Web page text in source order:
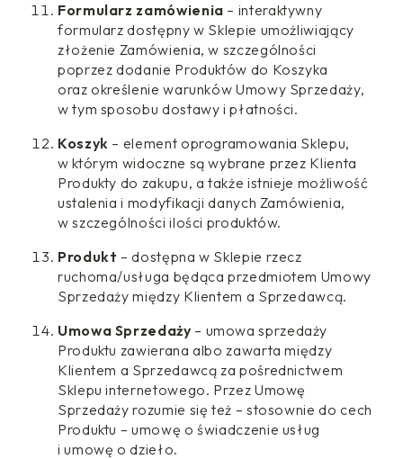
Formularz zamówienia – interaktywny
formularz dostępny w Sklepie umożliwiający
złożenie Zamówienia, w szczególności
poprzez dodanie Produktów do Koszyka
oraz określenie warunków Umowy Sprzedaży,
w tym sposobu dostawy i płatności.
Koszyk – element oprogramowania Sklepu,
w którym widoczne są wybrane przez Klienta
Produkty do zakupu, a także istnieje możliwość
ustalenia i modyfikacji danych Zamówienia,
w szczególności ilości produktów.
Produkt – dostępna w Sklepie rzecz
ruchoma/usługa będąca przedmiotem Umowy
Sprzedaży między Klientem a Sprzedawcą.
Umowa Sprzedaży – umowa sprzedaży
Produktu zawierana albo zawarta między
Klientem a Sprzedawcą za pośrednictwem
Sklepu internetowego. Przez Umowę
Sprzedaży rozumie się też – stosownie do cech
Produktu – umowę o świadczenie usług
i umowę o dzieło.